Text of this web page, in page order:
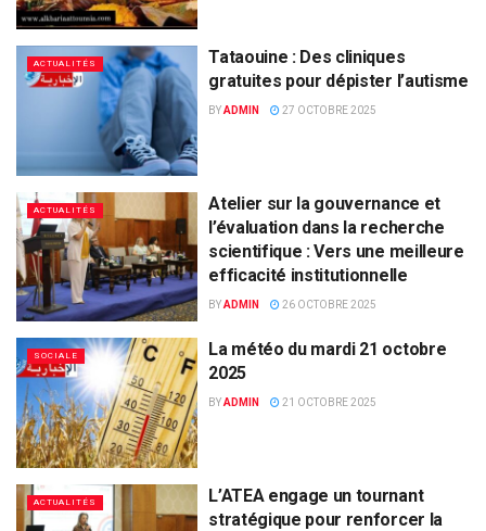
ACTUALITÉS
Tataouine : Des cliniques
gratuites pour dépister l’autisme
BYADMIN 27 OCTOBRE 2025
ACTUALITÉS
Atelier sur la gouvernance et
l’évaluation dans la recherche
scientifique : Vers une meilleure
efficacité institutionnelle
BYADMIN 26 OCTOBRE 2025
SOCIALE
La météo du mardi 21 octobre
2025
BYADMIN 21 OCTOBRE 2025
ACTUALITÉS
L’ATEA engage un tournant
stratégique pour renforcer la